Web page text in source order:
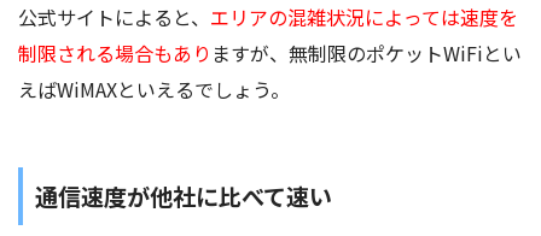
公式サイトによると、 エリアの混雑状況によっては速度を
制限される場合もあり ますが、無制限のポケットWiFiとい
えばWiMAXといえるでしょう。
通信速度が他社に比べて速い